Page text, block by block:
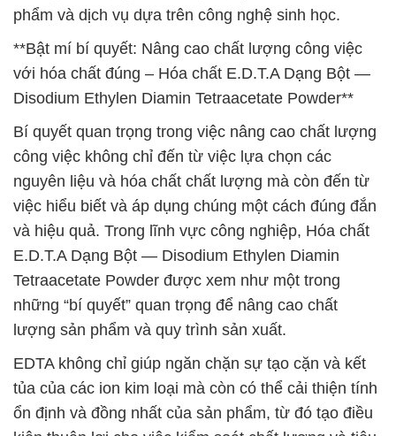
phẩm và dịch vụ dựa trên công nghệ sinh học.
**Bật mí bí quyết: Nâng cao chất lượng công việc
với hóa chất đúng – Hóa chất E.D.T.A Dạng Bột —
Disodium Ethylen Diamin Tetraacetate Powder**
Bí quyết quan trọng trong việc nâng cao chất lượng
công việc không chỉ đến từ việc lựa chọn các
nguyên liệu và hóa chất chất lượng mà còn đến từ
việc hiểu biết và áp dụng chúng một cách đúng đắn
và hiệu quả. Trong lĩnh vực công nghiệp, Hóa chất
E.D.T.A Dạng Bột — Disodium Ethylen Diamin
Tetraacetate Powder được xem như một trong
những “bí quyết” quan trọng để nâng cao chất
lượng sản phẩm và quy trình sản xuất.
EDTA không chỉ giúp ngăn chặn sự tạo cặn và kết
tủa của các ion kim loại mà còn có thể cải thiện tính
ổn định và đồng nhất của sản phẩm, từ đó tạo điều